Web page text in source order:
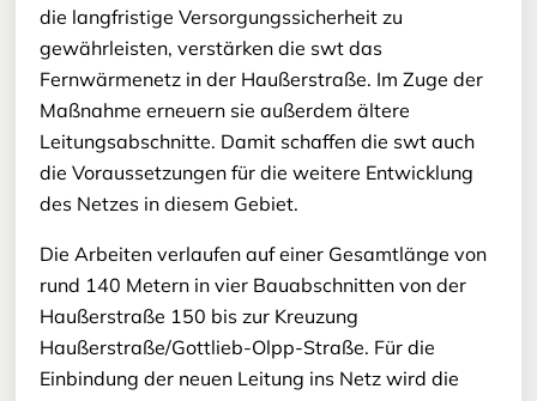
die langfristige Versorgungssicherheit zu
gewährleisten, verstärken die swt das
Fernwärmenetz in der Haußerstraße. Im Zuge der
Maßnahme erneuern sie außerdem ältere
Leitungsabschnitte. Damit schaffen die swt auch
die Voraussetzungen für die weitere Entwicklung
des Netzes in diesem Gebiet.
Die Arbeiten verlaufen auf einer Gesamtlänge von
rund 140 Metern in vier Bauabschnitten von der
Haußerstraße 150 bis zur Kreuzung
Haußerstraße/Gottlieb-Olpp-Straße. Für die
Einbindung der neuen Leitung ins Netz wird die